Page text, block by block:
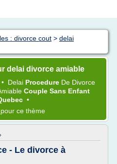
: divorce cout > delai
delai divorce amiable
• Delai Procedure De Divorce
Couple Sans Enfant
•
pour ce thème
- Le divorce à